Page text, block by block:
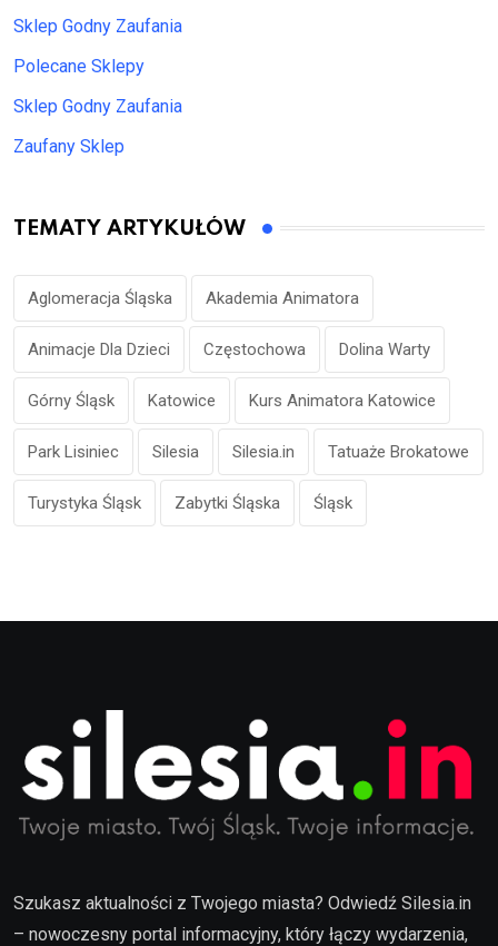
Sklep Godny Zaufania
Polecane Sklepy
Sklep Godny Zaufania
Zaufany Sklep
TEMATY ARTYKUŁÓW
Aglomeracja Śląska Akademia Animatora
Animacje Dla Dzieci Częstochowa Dolina Warty
Górny Śląsk Katowice Kurs Animatora Katowice
Park Lisiniec Silesia Silesia.in Tatuaże Brokatowe
Turystyka Śląsk Zabytki Śląska Śląsk
Szukasz aktualności z Twojego miasta? Odwiedź Silesia.in
– nowoczesny portal informacyjny, który łączy wydarzenia,